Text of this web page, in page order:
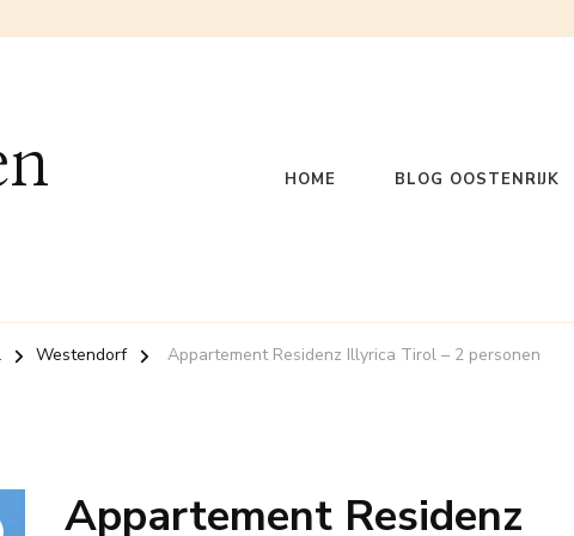
HOME BLOG OOSTENRIJK
Westendorf Appartement Residenz Illyrica Tirol – 2 personen
Appartement Residenz